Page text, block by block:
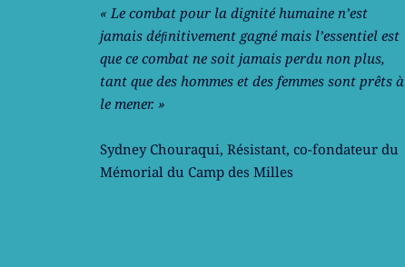
« Le combat pour la dignité humaine n’est
jamais déﬁnitivement gagné mais l’essentiel est
que ce combat ne soit jamais perdu non plus,
tant que des hommes et des femmes sont prêts à
le mener. »
Sydney Chouraqui, Résistant, co-fondateur du
Mémorial du Camp des Milles